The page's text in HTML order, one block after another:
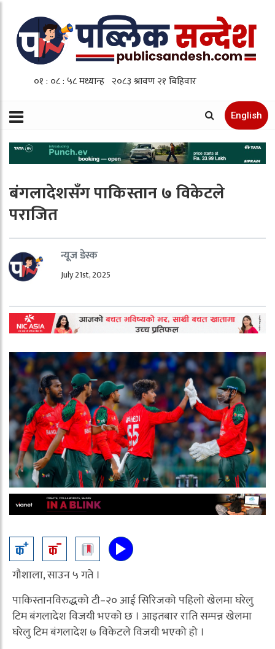
English
बंगलादेशसँग पाकिस्तान ७ विकेटले
पराजित
न्यूज डेस्क
July 21st, 2025
गौशाला, साउन ५ गते ।
पाकिस्तानविरुद्धको टी–२० आई सिरिजको पहिलो खेलमा घरेलु
टिम बंगलादेश विजयी भएको छ । आइतबार राति सम्पन्न खेलमा
घरेलु टिम बंगलादेश ७ विकेटले विजयी भएको हो ।